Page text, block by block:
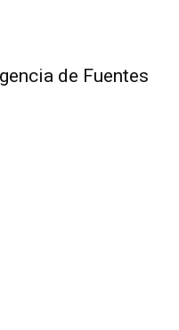
de Fuentes